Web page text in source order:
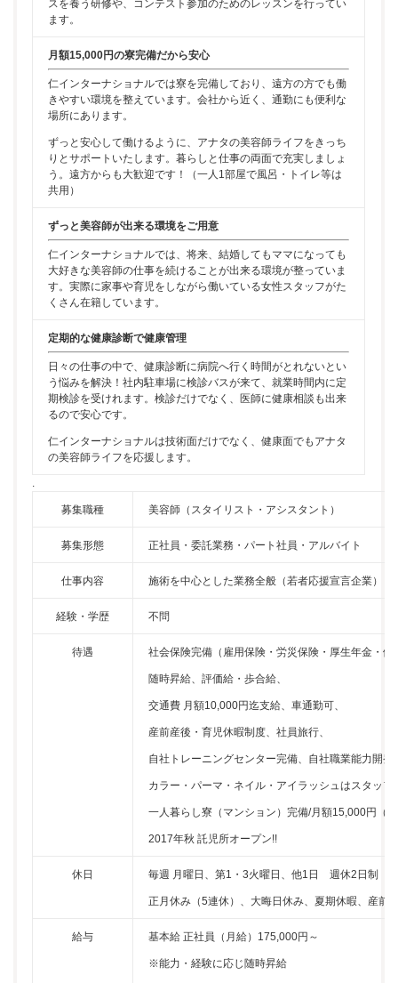
スを養う研修や、コンテスト参加のためのレッスンを行ってい
ます。
月額15,000円の寮完備だから安心
仁インターナショナルでは寮を完備しており、遠方の方でも働
きやすい環境を整えています。会社から近く、通勤にも便利な
場所にあります。
ずっと安心して働けるように、アナタの美容師ライフをきっち
りとサポートいたします。暮らしと仕事の両面で充実しましょ
う。遠方からも大歓迎です！（一人1部屋で風呂・トイレ等は
共用）
ずっと美容師が出来る環境をご用意
仁インターナショナルでは、将来、結婚してもママになっても
大好きな美容師の仕事を続けることが出来る環境が整っていま
す。実際に家事や育児をしながら働いている女性スタッフがた
くさん在籍しています。
定期的な健康診断で健康管理
日々の仕事の中で、健康診断に病院へ行く時間がとれないとい
う悩みを解決！社内駐車場に検診バスが来て、就業時間内に定
期検診を受けれます。検診だけでなく、医師に健康相談も出来
るので安心です。
仁インターナショナルは技術面だけでなく、健康面でもアナタ
の美容師ライフを応援します。
.
募集職種 美容師（スタイリスト・アシスタント）
募集形態 正社員・委託業務・パート社員・アルバイト
仕事内容 施術を中心とした業務全般（若者応援宣言企業）
経験・学歴 不問
待遇 社会保険完備（雇用保険・労災保険・厚生年金・健
随時昇給、評価給・歩合給、
交通費 月額10,000円迄支給、車通勤可、
産前産後・育児休暇制度、社員旅行、
自社トレーニングセンター完備、自社職業能力開
カラー・パーマ・ネイル・アイラッシュはスタッ
一人暮らし寮（マンション）完備/月額15,000円（
2017年秋 託児所オープン!!
休日 毎週 月曜日、第1・3火曜日、他1日 週休2日制
正月休み（5連休）、大晦日休み、夏期休暇、産前
給与 基本給 正社員（月給）175,000円～
※能力・経験に応じ随時昇給